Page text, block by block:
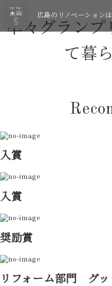
広島のリノベーションは
準々グランプ
て暮
入賞
入賞
奨励賞
リフォーム部門 グッ